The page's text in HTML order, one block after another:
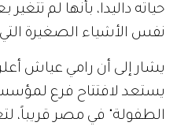
حياته داليدا، بأنها لم
نفس الأشياء الصغيرة
يشار إلى أن رامي عياش
يستعد لافتتاح فرع
الطفولة" في مصر قريباً،